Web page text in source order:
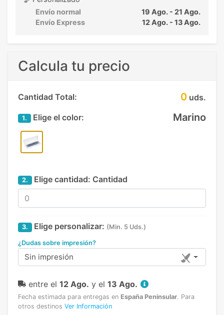
Envío normal
19 Ago. - 21 Ago.
Envío Express
12 Ago. - 13 Ago.
Calcula tu precio
Cantidad Total: 0 uds.
1. Elige el color: Marino
2. Elige cantidad: Cantidad
3. Elige personalizar: (Min. 5 Uds.)
¿Dudas sobre impresión?
Sin impresión
entre el 12 Ago. y el 13 Ago.
Fecha estimada para entregas en España Peninsular. Para
otros destinos Ver Información